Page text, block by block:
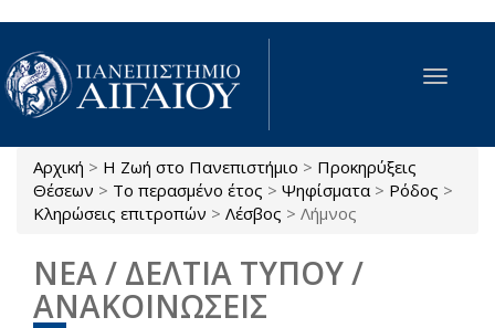
Παράκαμψη προς το κυρίως περιεχόμενο
Toggle
Είστε εδώ
Αρχική > Η Ζωή στο Πανεπιστήμιο > Προκηρύξεις
Θέσεων > Το περασμένο έτος > Ψηφίσματα > Ρόδος >
Κληρώσεις επιτροπών > Λέσβος > Λήμνος
ΝΕΑ / ΔΕΛΤΙΑ ΤΥΠΟΥ /
ΑΝΑΚΟΙΝΩΣΕΙΣ